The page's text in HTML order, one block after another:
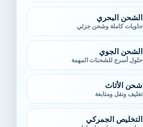
الشحن البحري
حاويات كاملة وشحن جزئي
الشحن الجوي
حلول أسرع للشحنات المهمة
شحن الأثاث
تغليف ونقل ومتابعة
التخليص الجمركي